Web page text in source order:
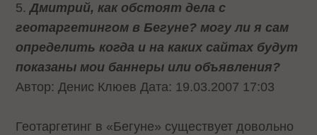
5.Дмитрий, как обстоят дела с
геотаргетингом в Бегуне? могу ли я сам
определить когда и на каких сайтах будут
показаны мои баннеры или объявления?
Автор: Денис Клюев Дата: 19.03.2007 17:03
Геотаргетинг в «Бегуне» существует довольно